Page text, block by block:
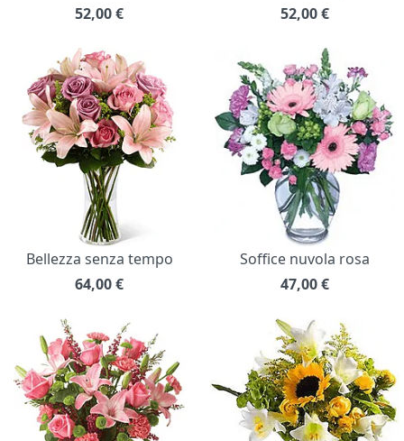
52,00€
52,00€
Bellezza senza tempo
64,00€
Soffice nuvola rosa
47,00€